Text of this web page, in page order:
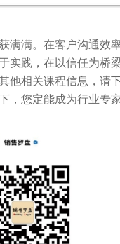
满满。在客户沟通效
实践，在以信任为桥
他相关课程信息，请
，您定能成为行业专